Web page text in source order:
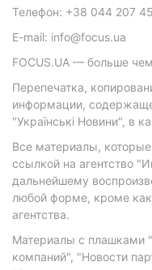
Телефон: +38 044 207
E-mail: info@focus.ua
FOCUS.UA — больше
Перепечатка,
информации,
"Українські Новини", в
Все материалы,
ссылкой на агентство
дальнейшему
любой форме, кроме
агентства.
Материалы с плашками
компаний", "Новости